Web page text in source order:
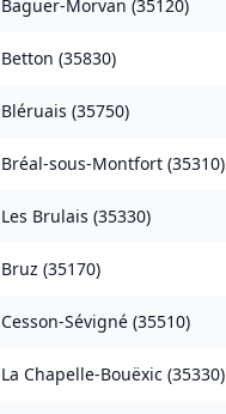
Baguer-Morvan (35120)
Betton (35830)
Bléruais (35750)
Bréal-sous-Montfort (35310)
Les Brulais (35330)
Bruz (35170)
Cesson-Sévigné (35510)
La Chapelle-Bouëxic (35330)